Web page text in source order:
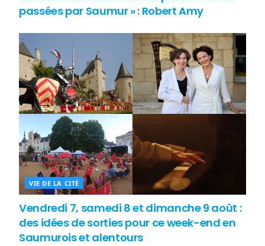
passées par Saumur » : Robert Amy
VIE DE LA CITÉ
Vendredi 7, samedi 8 et dimanche 9 août :
des idées de sorties pour ce week-end en
Saumurois et alentours